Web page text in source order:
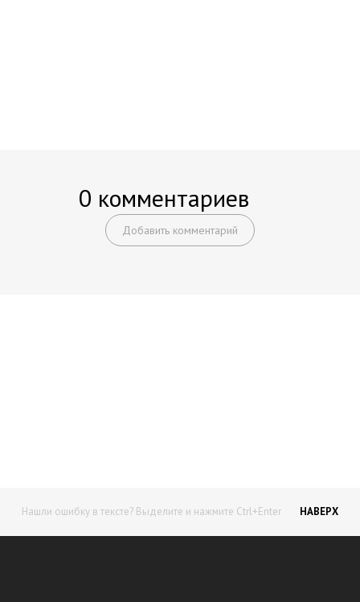
0 комментариев
Добавить комментарий
Нашли ошибку в тексте? Выделите и нажмите Ctrl+Enter НАВЕРХ